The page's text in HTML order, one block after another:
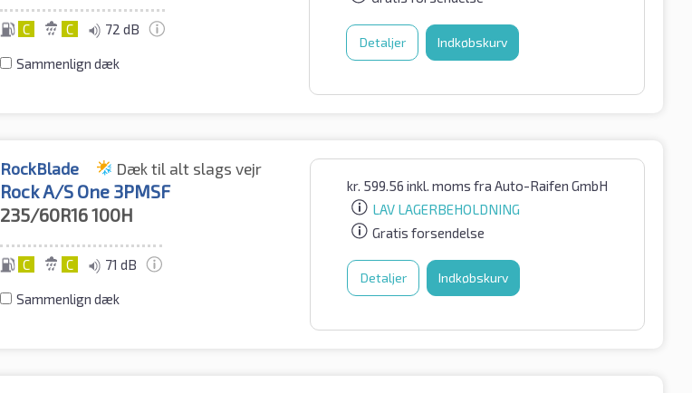
C C 72 dB
Sammenlign dæk
Detaljer Indkøbskurv
RockBlade Dæk til alt slags vejr
Rock A/S One 3PMSF
235/60R16100H
C C 71 dB
Sammenlign dæk
kr. 599.56 inkl. moms fra Auto-Raifen GmbH
LAV LAGERBEHOLDNING
Gratis forsendelse
Detaljer Indkøbskurv